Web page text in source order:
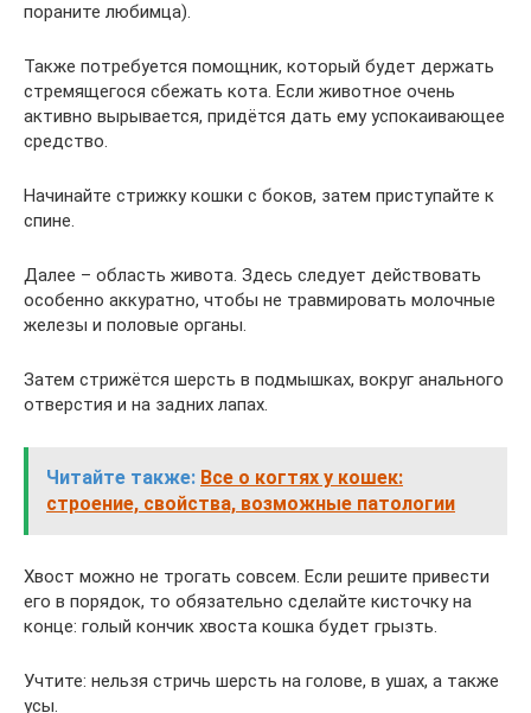
пораните любимца).
Также потребуется помощник, который будет держать
стремящегося сбежать кота. Если животное очень
активно вырывается, придётся дать ему успокаивающее
средство.
Начинайте стрижку кошки с боков, затем приступайте к
спине.
Далее – область живота. Здесь следует действовать
особенно аккуратно, чтобы не травмировать молочные
железы и половые органы.
Затем стрижётся шерсть в подмышках, вокруг анального
отверстия и на задних лапах.
Читайте также: Все о когтях у кошек:
строение, свойства, возможные патологии
Хвост можно не трогать совсем. Если решите привести
его в порядок, то обязательно сделайте кисточку на
конце: голый кончик хвоста кошка будет грызть.
Учтите: нельзя стричь шерсть на голове, в ушах, а также
усы.